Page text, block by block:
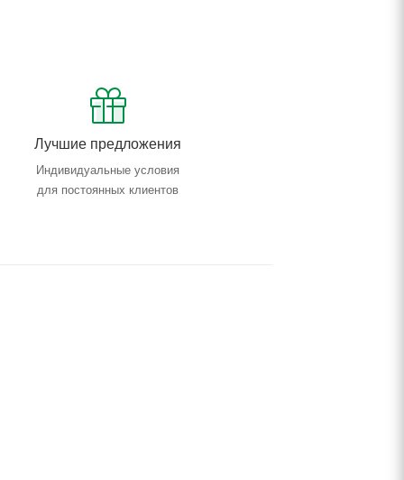
Лучшие предложения
Индивидуальные условия
для постоянных клиентов